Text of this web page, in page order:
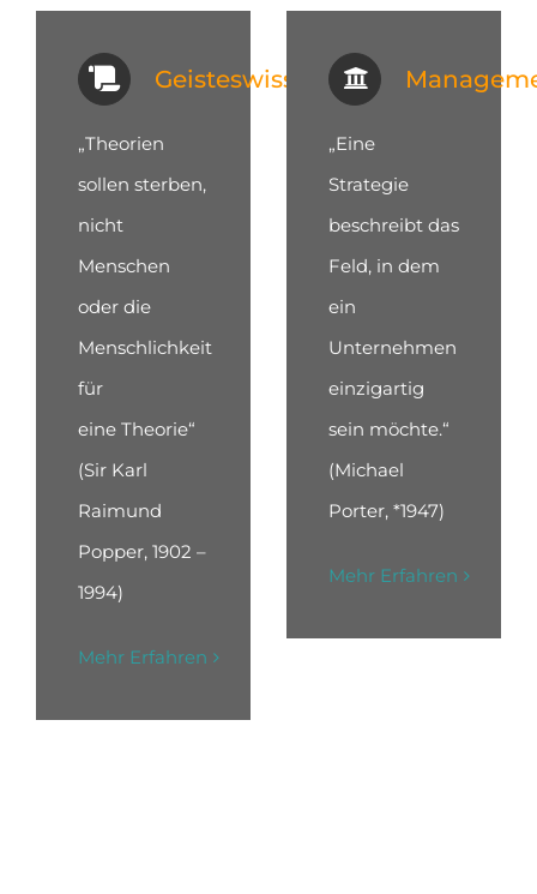
Geisteswissenschaften
„Theorien
sollen sterben,
nicht
Menschen
oder die
Menschlichkeit
für
eine Theorie“
(Sir Karl
Raimund
Popper, 1902 –
1994)
Mehr Erfahren
„Eine
Strategie
beschreibt das
Feld, in dem
ein
Unternehmen
einzigartig
sein möchte.“
(Michael
Porter, *1947)
Mehr Erfahren